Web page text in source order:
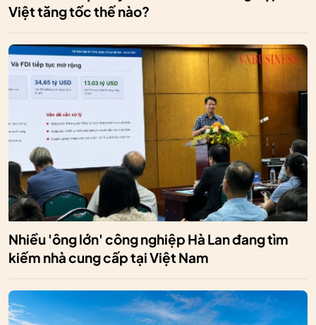
Việt tăng tốc thế nào?
Nhiều 'ông lớn' công nghiệp Hà Lan đang tìm
kiếm nhà cung cấp tại Việt Nam